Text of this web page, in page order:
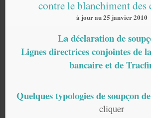
contre le blanchiment des
à jour au 25 janvier 2010
La déclaration de
Lignes directrices conjointes de
bancaire et de
Quelques typologies de soupçon
cliquer